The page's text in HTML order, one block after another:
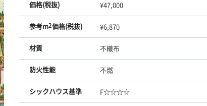
価格(税抜) ¥47,000
参考m2価格(税抜) ¥6,870
材質 不織布
防火性能 不燃
シックハウス基準 F☆☆☆☆